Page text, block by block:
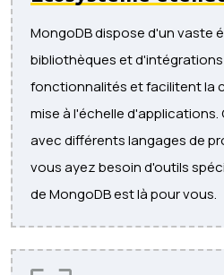
MongoDB dispose d'un vaste
bibliothèques et
fonctionnalités et facilitent la
mise à l'échelle d'applications.
avec différents langages de
vous ayez besoin d'outils
de MongoDB est là pour vous.